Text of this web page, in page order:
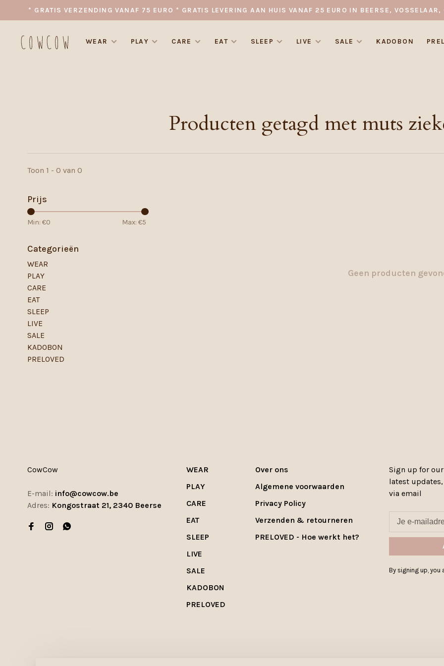
* GRATIS VERZENDING VANAF 75 EURO * GRATIS LEVERING AAN HUIS VANAF 25 EURO IN BEERSE,
WEAR PLAY CARE EAT SLEEP LIVE SALE KADOBON
Producten getagd met muts
Toon 1 - 0 van 0
Prijs
Min: €0 Max: €5
Categorieën
WEAR
PLAY
CARE
EAT
SLEEP
LIVE
SALE
KADOBON
PRELOVED
Geen producten
CowCow
E-mail: info@cowcow.be
Adres: Kongostraat 21, 2340 Beerse
WEAR
PLAY
CARE
EAT
SLEEP
LIVE
SALE
KADOBON
PRELOVED
Over ons
Algemene voorwaarden
Privacy Policy
Verzenden & retourneren
PRELOVED - Hoe werkt het?
Sign up for
latest
via email
By signing up, you